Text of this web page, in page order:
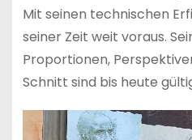
Mit seinen technischen
seiner Zeit weit voraus.
Proportionen,
Schnitt sind bis heute